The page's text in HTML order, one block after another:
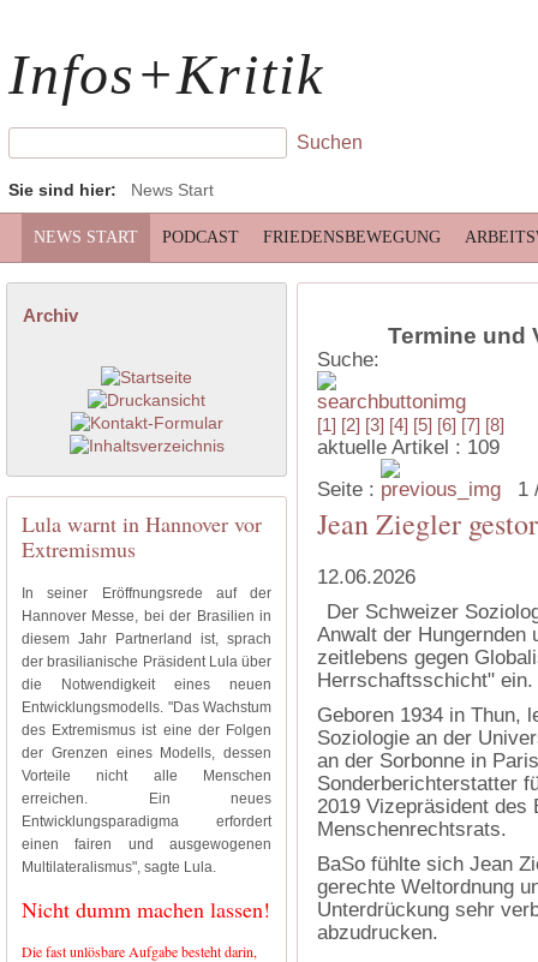
Infos+Kritik
Sie sind hier: News Start
NEWS START PODCAST FRIEDENSBEWEGUNG
Archiv
Lula warnt in Hannover vor
Extremismus
In seiner Eröffnungsrede auf der
Hannover Messe, bei der Brasilien in
diesem Jahr Partnerland ist, sprach
der brasilianische Präsident Lula über
die Notwendigkeit eines neuen
Entwicklungsmodells. "Das Wachstum
des Extremismus ist eine der Folgen
der Grenzen eines Modells, dessen
Vorteile nicht alle Menschen
erreichen. Ein neues
Entwicklungsparadigma erfordert
einen fairen und ausgewogenen
Multilateralismus", sagte Lula.
Nicht dumm machen lassen!
Die fast unlösbare Aufgabe besteht darin,
Termine und
Suche:
[1] [2] [3] [4] [5] [6] [7] [8]
aktuelle Artikel : 109
Seite :
1
Jean Ziegler
12.06.2026
Der Schweizer
Anwalt der Hungernden
zeitlebens gegen
Herrschaftsschicht" ein.
Ge­boren 1934 in Thun,
Soziologie an der
an der Sorbonne in
Sonderberichterstatter
2019 Vizepräsident des
Menschenrechtsrats.
BaSo fühlte sich Jean
gerechte Weltordnung
Unterdrückung sehr
abzudrucken.